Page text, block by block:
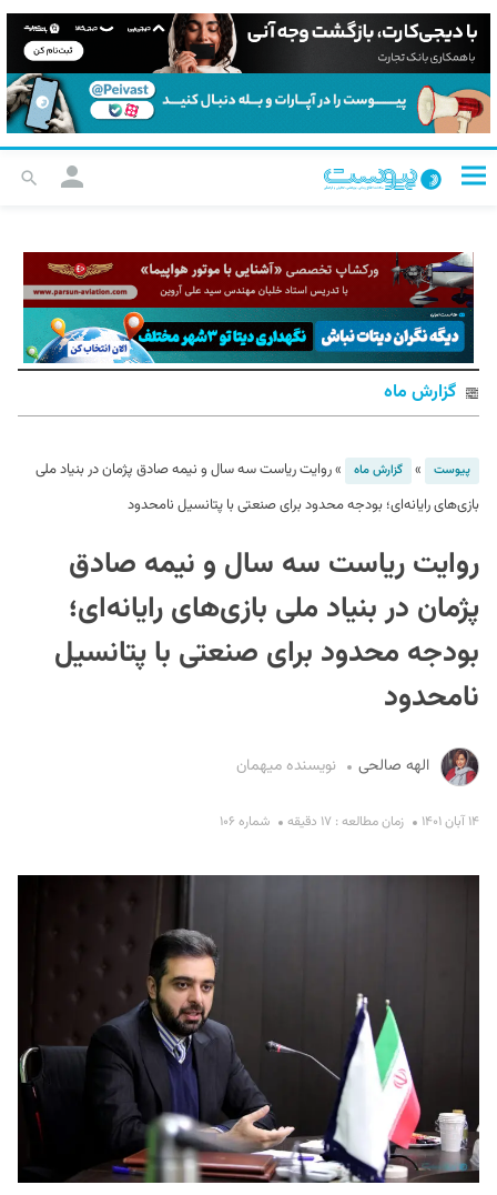
گزارش ماه
پیوست » گزارش ماه »روایت ریاست سه سال و نیمه صادق پژمان در بنیاد ملی
بازی‌های رایانه‌ای؛ بودجه محدود برای صنعتی با پتانسیل نامحدود
روایت ریاست سه سال و نیمه صادق
پژمان در بنیاد ملی بازی‌های رایانه‌ای؛
بودجه محدود برای صنعتی با پتانسیل
نامحدود
الهه صالحی نویسنده میهمان
۱۴ آبان ۱۴۰۱ زمان مطالعه : ۱۷ دقیقه شماره ۱۰۶